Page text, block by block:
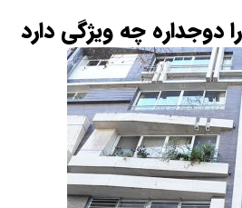
دوجداره چه ویژگی دارد